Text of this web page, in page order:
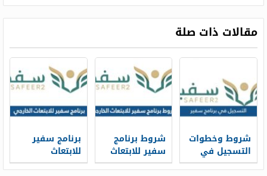
مقالات ذات صلة
شروط وخطوات
التسجيل في
برنامج سفير
شروط برنامج
سفير للابتعاث
الخارجي 1447
برنامج سفير
للابتعاث
الخارجي 1446